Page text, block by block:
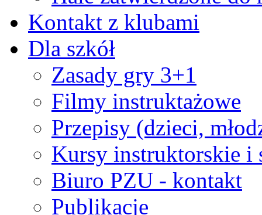
Kontakt z klubami
Dla szkół
Zasady gry 3+1
Filmy instruktażowe
Przepisy (dzieci,
Kursy instruktorskie i
Biuro PZU - kontakt
Publikacje